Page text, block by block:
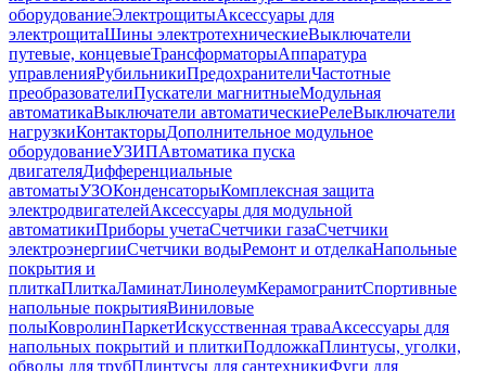
оборудованиеЭлектрощитыАксессуары для
электрощитаШины электротехническиеВыключатели
путевые, концевыеТрансформаторыАппаратура
управленияРубильникиПредохранителиЧастотные
преобразователиПускатели магнитныеМодульная
автоматикаВыключатели автоматическиеРелеВыключатели
нагрузкиКонтакторыДополнительное модульное
оборудованиеУЗИПАвтоматика пуска
двигателяДифференциальные
автоматыУЗОКонденсаторыКомплексная защита
электродвигателейАксессуары для модульной
автоматикиПриборы учетаСчетчики газаСчетчики
электроэнергииСчетчики водыРемонт и отделкаНапольные
покрытия и
плиткаПлиткаЛаминатЛинолеумКерамогранитСпортивные
напольные покрытияВиниловые
полыКовролинПаркетИскусственная траваАксессуары для
напольных покрытий и плиткиПодложкаПлинтусы, уголки,
обводы для трубПлинтусы для сантехникиФуги для